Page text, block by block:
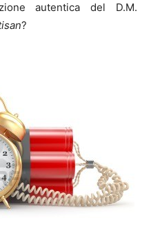
autentica del D.M.
?